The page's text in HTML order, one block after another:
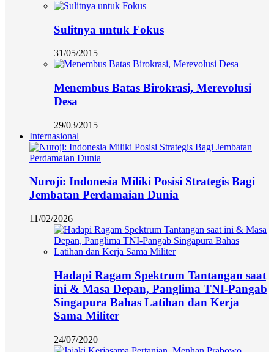
Sulitnya untuk Fokus
31/05/2015
Menembus Batas Birokrasi, Merevolusi
Desa
29/03/2015
Internasional
Nuroji: Indonesia Miliki Posisi Strategis Bagi
Jembatan Perdamaian Dunia
11/02/2026
Hadapi Ragam Spektrum Tantangan saat
ini & Masa Depan, Panglima TNI-Pangab
Singapura Bahas Latihan dan Kerja
Sama Militer
24/07/2020